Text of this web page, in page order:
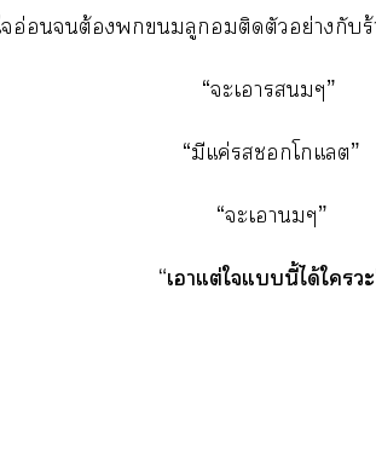
อ่อนต้องลูกติดตัวอย่างกับ
“ะเาๆ”
“มีแค่โกแต”
“ะเาๆ”
“เาแต่ใแนี้ได้ใ